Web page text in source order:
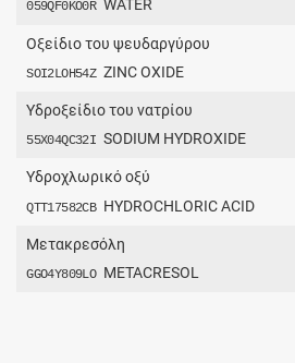
059QF0KO0R WATER
Οξείδιο του ψευδαργύρου
SOI2LOH54Z ZINC OXIDE
Υδροξείδιο του νατρίου
55X04QC32I SODIUM HYDROXIDE
Υδροχλωρικό οξύ
QTT17582CB HYDROCHLORIC ACID
Μετακρεσόλη
GGO4Y809LO METACRESOL